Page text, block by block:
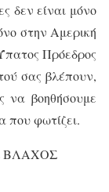
δεν είναι μόνο
στην Αμερική
Πρόεδρος
σας βλέπουν,
να βοηθήσουμε
που φωτίζει.
ΒΛΑΧΟΣ